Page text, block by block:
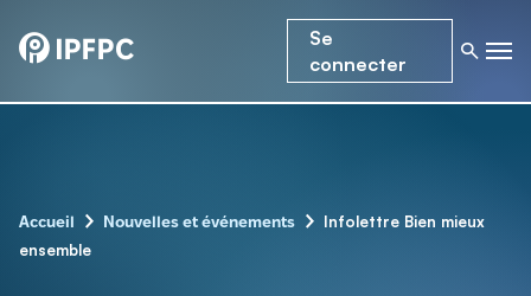
Se
connecter
Accueil – Nouvelles et événements –
Infolettre Bien mieux
ensemble